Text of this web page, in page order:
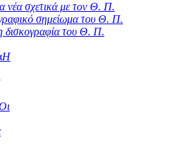
νέα σχετικά με τον Θ. Π.
σημείωμα του Θ. Π.
δισκογραφία του Θ. Π.
Η